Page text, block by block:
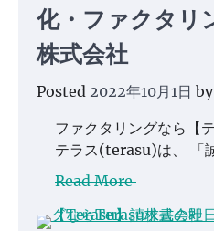
化・ファクタリ
株式会社
Posted 2022年10月1日 by
ファクタリングなら
テラス(terasu)は、 「
Read More